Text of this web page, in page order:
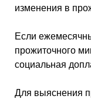
изменения в
Если
прожиточного
социальная
Для выяснения